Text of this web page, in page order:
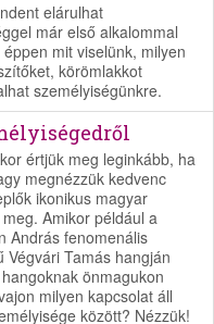
elárulhat
már első alkalommal
mit viselünk, milyen
körömlakkot
személyiségünkre.
értjük meg leginkább, ha
megnézzük kedvenc
ikonikus magyar
Amikor például a
András fenomenális
Végvári Tamás hangján
önmagukon
milyen kapcsolat áll
között? Nézzük!